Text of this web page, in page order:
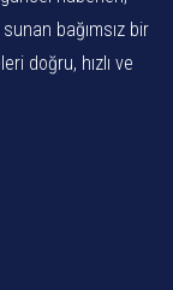
bağımsız bir
doğru, hızlı ve